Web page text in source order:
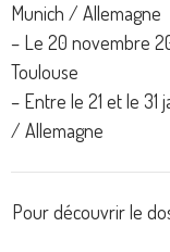
Munich / Allemagne
– Le 20 novembre
Toulouse
– Entre le 21 et le
/ Allemagne
Pour découvrir le